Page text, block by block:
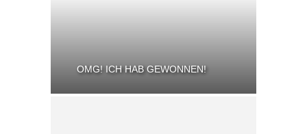
OMG! ICH HAB GEWONNEN!